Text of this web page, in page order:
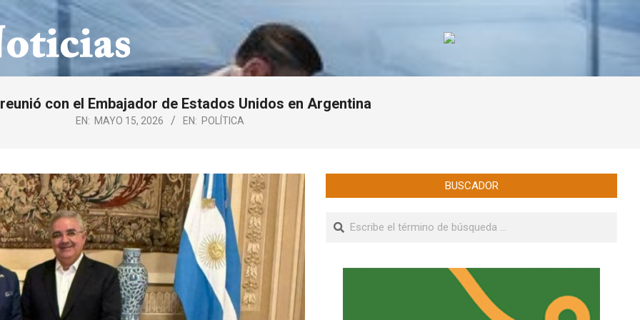
con el Embajador de Estados Unidos en Argentina
EN: MAYO 15, 2026 EN: POLÍTICA
BUSCADOR
Buscar